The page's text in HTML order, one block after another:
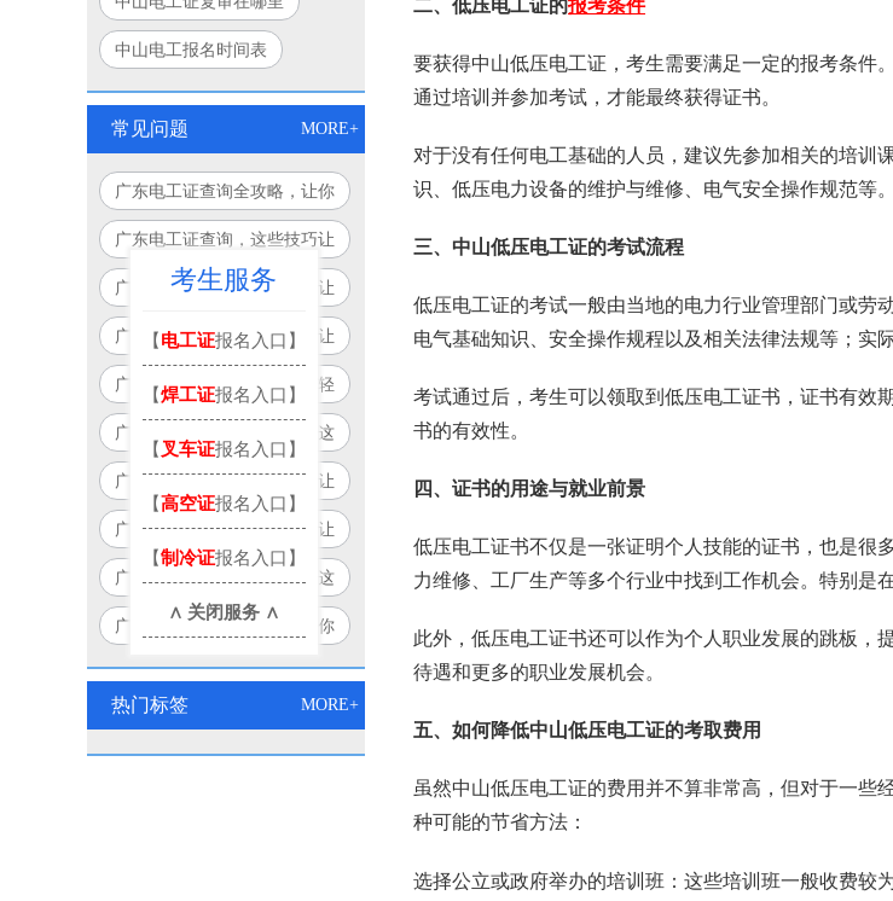
中山电工报名时间表
常见问题 MORE+
广东电工证查询全攻略，让你
查询更轻松！
广东电工证查询，这些技巧让
你轻松搞定！
广东电工证查询，这个方法让
你告别繁琐流程！
广东电工证查询必备指南，让
你少走弯路！
广东电工证查询攻略：让你轻
松搞定，永不迷路！
广东电工证查询不再麻烦，这
个方法让你省时又省力！
广东电工证查询，这些技巧让
你事半功倍！
广东电工证查询，这个方法让
你告别繁琐！
广东电工证查询不再头疼，这
个方法让你豁然开朗！
广东电工证查询小技巧，让你
热门标签 MORE+
二、低压电工证的报考条件
要获得中山低压电工证，考生需要满足一定的报考条件
通过培训并参加考试，才能最终获得证书。
对于没有任何电工基础的人员，建议先参加相关的培训
识、低压电力设备的维护与维修、电气安全操作规范等
三、中山低压电工证的考试流程
低压电工证的考试一般由当地的电力行业管理部门或劳
电气基础知识、安全操作规程以及相关法律法规等；实
考试通过后，考生可以领取到低压电工证书，证书有效
书的有效性。
四、证书的用途与就业前景
低压电工证书不仅是一张证明个人技能的证书，也是很
力维修、工厂生产等多个行业中找到工作机会。特别是
此外，低压电工证书还可以作为个人职业发展的跳板，
待遇和更多的职业发展机会。
五、如何降低中山低压电工证的考取费用
虽然中山低压电工证的费用并不算非常高，但对于一
种可能的节省方法：
选择公立或政府举办的培训班：这些培训班一般收费较
考生服务
【电工证报名入口】
【焊工证报名入口】
【 叉车证报名入口】
【高空证报名入口】
【制冷证报名入口】
∧ 关闭服务 ∧